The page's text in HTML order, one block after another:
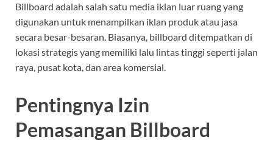
Billboard adalah salah satu media iklan luar ruang yang
digunakan untuk menampilkan iklan produk atau jasa
secara besar-besaran. Biasanya, billboard ditempatkan di
lokasi strategis yang memiliki lalu lintas tinggi seperti jalan
raya, pusat kota, dan area komersial.
Pentingnya Izin
Pemasangan Billboard